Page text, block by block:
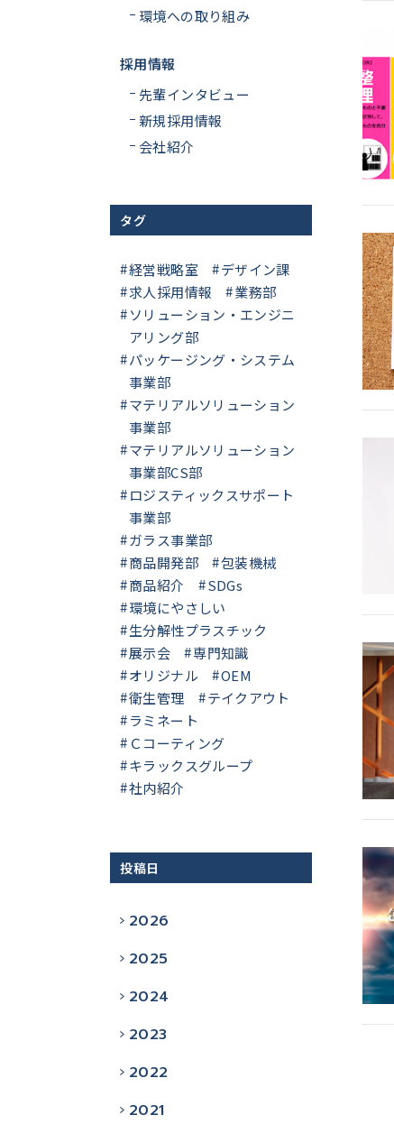
環境への取り組み
採用情報
先輩インタビュー
新規採用情報
会社紹介
タグ
経営戦略室
デザイン課
求人採用情報
業務部
ソリューション・エンジニ
アリング部
パッケージング・システム
事業部
マテリアルソリューション
事業部
マテリアルソリューション
事業部CS部
ロジスティックスサポート
事業部
ガラス事業部
商品開発部
包装機械
商品紹介
SDGs
環境にやさしい
生分解性プラスチック
展示会
専門知識
オリジナル
OEM
衛生管理
テイクアウト
ラミネート
Ｃコーティング
キラックスグループ
社内紹介
投稿日
2026
2025
2024
2023
2022
2021